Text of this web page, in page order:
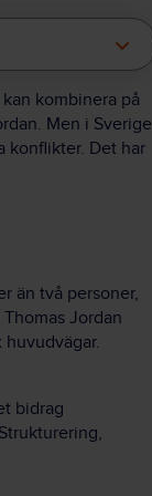
kombinera på
Men i Sverige
konflikter. Det har
än två personer,
Jordan
huvudvägar.
bidrag